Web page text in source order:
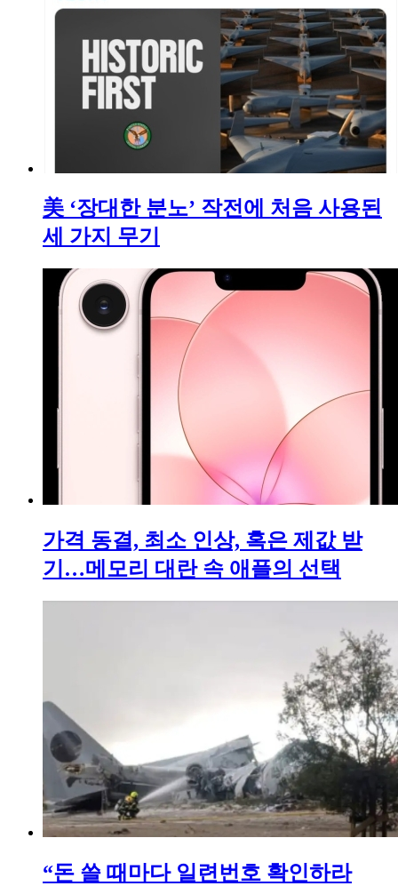
美 ‘장대한 분노’ 작전에 처음 사용된
세 가지 무기
가격 동결, 최소 인상, 혹은 제값 받
기…메모리 대란 속 애플의 선택
“돈 쓸 때마다 일련번호 확인하라